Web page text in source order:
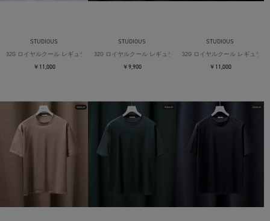
STUDIOUS
32G ロイヤルクール レギュラーTシャツ
￥11,000
STUDIOUS
32G ロイヤルクール レギュラーTシャツ
￥9,900
STUDIOUS
32G ロイヤルクール レギュラー
￥11,000